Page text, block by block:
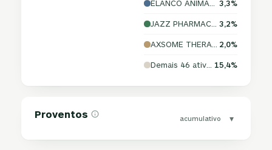
3,3%
3,2%
2,0%
15,4%
Proventos acumulativo ▾